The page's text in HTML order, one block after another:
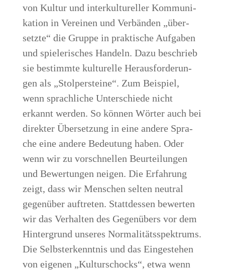
von Kul­tur und inter­kul­tu­rel­ler Kom­mu­ni­
ka­ti­on in Ver­ei­nen und Ver­bän­den „über­
setz­te“ die Grup­pe in prak­ti­sche Auf­ga­ben
und spie­le­ri­sches Han­deln. Dazu beschrieb
sie bestimm­te kul­tu­rel­le Her­aus­for­de­run­
gen als „Stol­per­stei­ne“. Zum Bei­spiel,
wenn sprach­li­che Unter­schie­de nicht
erkannt wer­den. So kön­nen Wör­ter auch bei
direk­ter Über­set­zung in eine ande­re Spra­
che eine ande­re Bedeu­tung haben. Oder
wenn wir zu vor­schnel­len Beur­tei­lun­gen
und Bewer­tun­gen nei­gen. Die Erfah­rung
zeigt, dass wir Men­schen sel­ten neu­tral
gegen­über auf­tre­ten. Statt­des­sen bewer­ten
wir das Ver­hal­ten des Gegen­übers vor dem
Hin­ter­grund unse­res Nor­ma­li­täts­spek­trums.
Die Selbst­er­kennt­nis und das Ein­ge­ste­hen
von eige­nen „Kul­tur­schocks“, etwa wenn